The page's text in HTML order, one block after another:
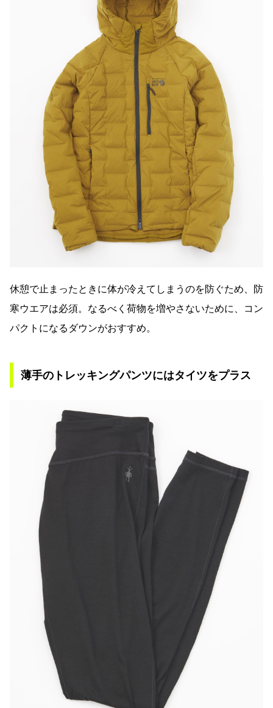
休憩で止まったときに体が冷えてしまうのを防ぐため、防
寒ウエアは必須。なるべく荷物を増やさないために、コン
パクトになるダウンがおすすめ。
薄手のトレッキングパンツにはタイツをプラス